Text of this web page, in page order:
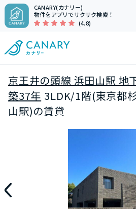
CANARY(カナリー)
物件をアプリでサクサク検索！
(4.8)
京王井の頭線 浜田山駅 地
築37年 3LDK/1階(東京都
山駅)の賃貸